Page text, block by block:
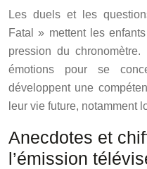
Les duels et les
Fatal » mettent les
pression du
émotions pour se
développent une
leur vie future, notamment
Anecdotes et
l’émission